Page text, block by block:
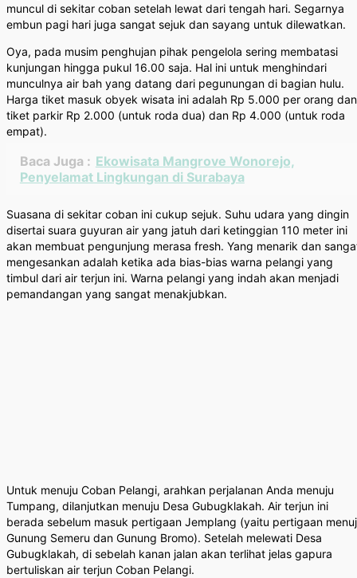
muncul di sekitar coban setelah lewat dari tengah hari. Segarnya
embun pagi hari juga sangat sejuk dan sayang untuk dilewatkan.
Oya, pada musim penghujan pihak pengelola sering membatasi
kunjungan hingga pukul 16.00 saja. Hal ini untuk menghindari
munculnya air bah yang datang dari pegunungan di bagian hulu.
Harga tiket masuk obyek wisata ini adalah Rp 5.000 per orang dan
tiket parkir Rp 2.000 (untuk roda dua) dan Rp 4.000 (untuk roda
empat).
Baca Juga : Ekowisata Mangrove Wonorejo,
Penyelamat Lingkungan di Surabaya
Suasana di sekitar coban ini cukup sejuk. Suhu udara yang dingin
disertai suara guyuran air yang jatuh dari ketinggian 110 meter ini
akan membuat pengunjung merasa fresh. Yang menarik dan
mengesankan adalah ketika ada bias-bias warna pelangi yang
timbul dari air terjun ini. Warna pelangi yang indah akan menjadi
pemandangan yang sangat menakjubkan.
Untuk menuju Coban Pelangi, arahkan perjalanan Anda menuju
Tumpang, dilanjutkan menuju Desa Gubugklakah. Air terjun ini
berada sebelum masuk pertigaan Jemplang (yaitu pertigaan
Gunung Semeru dan Gunung Bromo). Setelah melewati Desa
Gubugklakah, di sebelah kanan jalan akan terlihat jelas gapura
bertuliskan air terjun Coban Pelangi.